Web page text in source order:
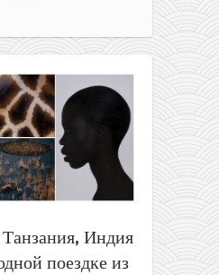
Индия
поездке из